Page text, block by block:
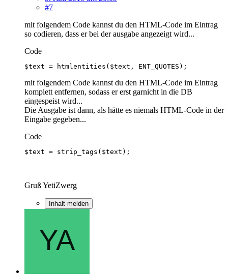
#7
mit folgendem Code kannst du den HTML-Code im Eintrag
so codieren, dass er bei der ausgabe angezeigt wird...
Code
$text = htmlentities($text, ENT_QUOTES);
mit folgendem Code kannst du den HTML-Code im Eintrag
komplett entfernen, sodass er erst garnicht in die DB
eingespeist wird...
Die Ausgabe ist dann, als hätte es niemals HTML-Code in der
Eingabe gegeben...
Code
$text = strip_tags($text);
Gruß YetiZwerg
Inhalt melden